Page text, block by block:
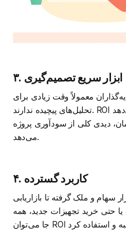
۳. ابزار سریع تصمیم‌گیری
معمولاً وقت زیادی برای
تحلیل‌های پیچیده ندارند. ROI یک عدد ساده ارائه می‌دهد
دیدی کلی از سودآوری پروژه
می‌دهد.
۴. کاربرد گسترده
سهام و ملک گرفته تا بازاریابی
یا حتی خرید تجهیزات جدید، همه